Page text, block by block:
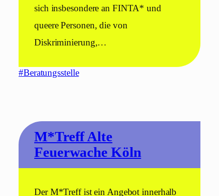
sich insbesondere an FINTA* und
queere Personen, die von
Diskriminierung,…
#Beratungsstelle
M*Treff Alte
Feuerwache Köln
Der M*Treff ist ein Angebot innerhalb